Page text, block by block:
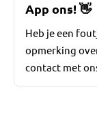
App ons!👋
Heb je een
opmerking
contact met